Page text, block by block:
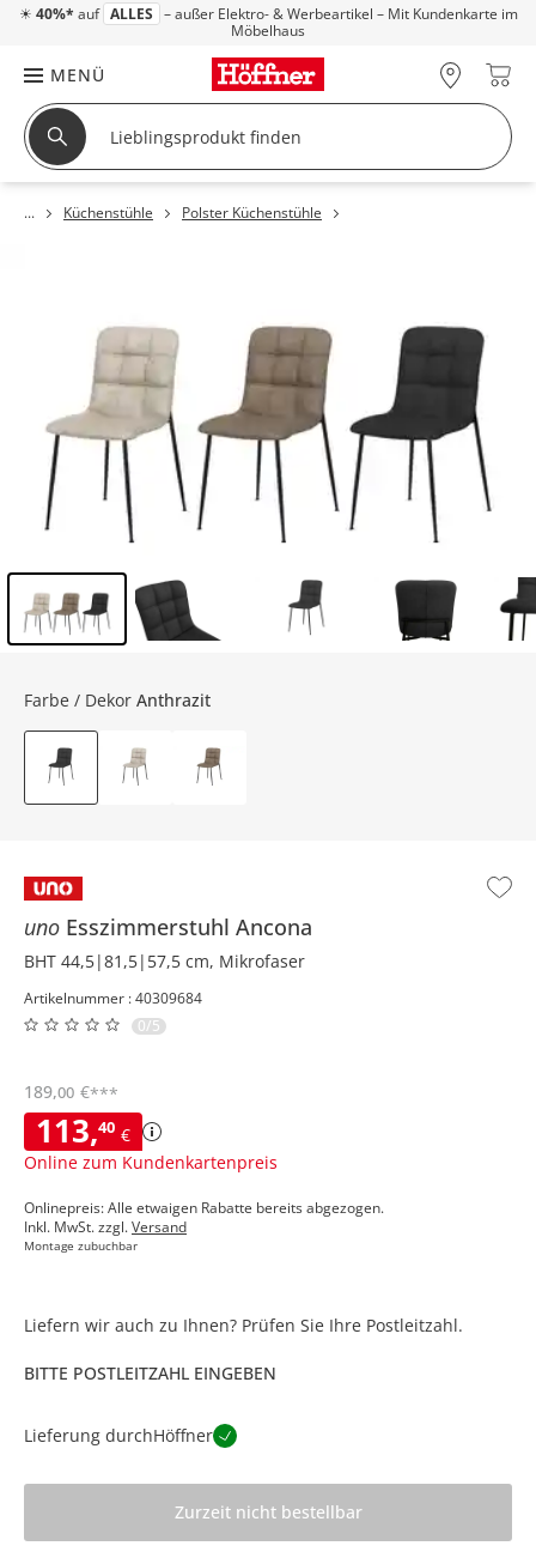
☀ 40%* auf ALLES – außer Elektro- & Werbeartikel – Mit Kundenkarte im
Möbelhaus
MENÜ
Küchenstühle Polster Küchenstühle
uno Esszimmerstuhl Ancona
BHT 44,5|81,5|57,5 cm, Mikrofaser
Artikelnummer : 40309684
0/5
113,40 €
Online zum Kundenkartenpreis
189,00 €***
Onlinepreis: Alle etwaigen Rabatte bereits abgezogen.
Inkl. MwSt. zzgl.Versand
Montage zubuchbar
Farbe / Dekor Anthrazit
Liefern wir auch zu Ihnen? Prüfen Sie Ihre Postleitzahl.
BITTE POSTLEITZAHL EINGEBEN
Lieferung durchHöffner
Zurzeit nicht bestellbar